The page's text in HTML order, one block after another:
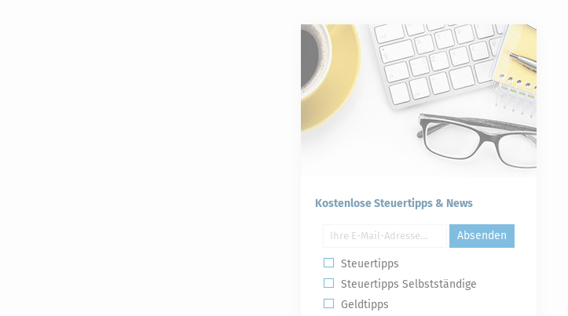
Kostenlose Steuertipps & News
Absenden
Steuertipps
Steuertipps Selbstständige
Geldtipps